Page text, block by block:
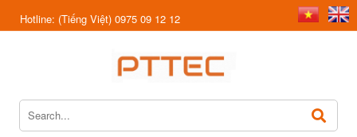
Hotline: (Tiếng Việt) 0975 09 12 12